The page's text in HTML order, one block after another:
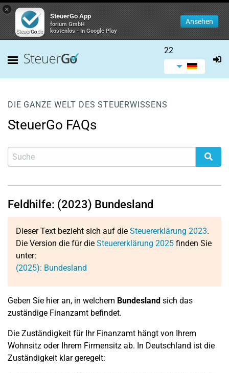
×
SteuerGo App
forium GmbH
kostenlos - In Google Play
Ansehen
22
DIE GANZE WELT DES STEUERWISSENS
SteuerGo FAQs
Feldhilfe: (2023) Bundesland
Dieser Text bezieht sich auf die Steuererklärung 2023.
Die Version die für die Steuererklärung 2025 finden Sie
unter:
(2025): Bundesland
Geben Sie hier an, in welchem Bundesland sich das
zuständige Finanzamt befindet.
Die Zuständigkeit für Ihr Finanzamt hängt von Ihrem
Wohnsitz oder Ihrem Firmensitz ab. In Deutschland ist die
Zuständigkeit klar geregelt: